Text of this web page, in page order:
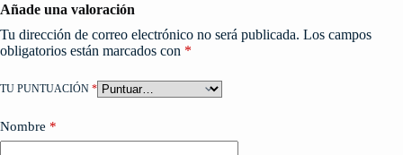
Añade una valoración
Tu dirección de correo electrónico no será publicada. Los campos
obligatorios están marcados con *
TU PUNTUACIÓN *
Nombre *